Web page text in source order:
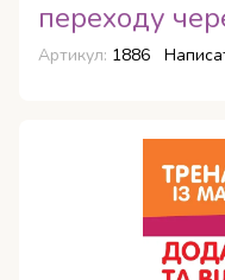
переходу
Артикул: 1886